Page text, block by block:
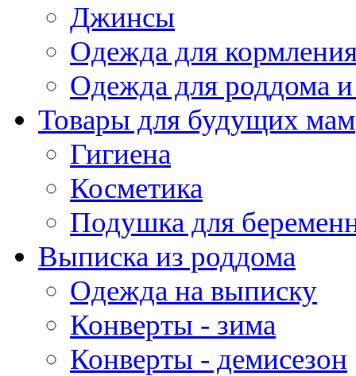
Джинсы
Одежда для
Одежда для роддома
Товары для будущих мам
Гигиена
Косметика
Подушка для
Выписка из роддома
Одежда на выписку
Конверты - зима
Конверты - демисезон